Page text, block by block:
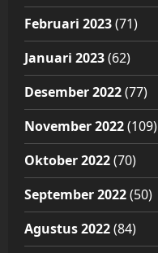
Februari 2023(71)
Januari 2023(62)
Desember 2022(77)
November 2022(109)
Oktober 2022(70)
September 2022(50)
Agustus 2022(84)